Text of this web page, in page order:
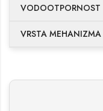
VODOOTPORNOST
VRSTA MEHANIZMA